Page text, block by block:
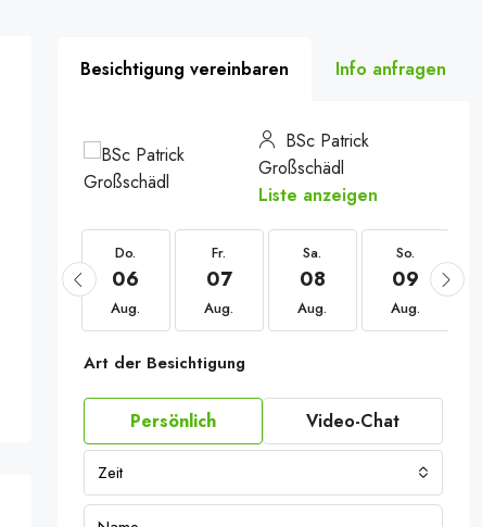
Besichtigung vereinbaren Info anfragen
BSc Patrick
Großschädl
Liste anzeigen
Do.
06
Aug.
Fr.
07
Aug.
Sa.
08
Aug.
So.
09
Aug.
Art der Besichtigung
Persönlich Video-Chat
Zeit